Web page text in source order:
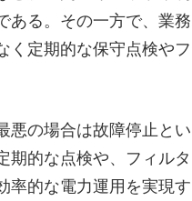
ある。その一方で、業務
く定期的な保守点検やフ
悪の場合は故障停止とい
期的な点検や、フィルタ
率的な電力運用を実現す